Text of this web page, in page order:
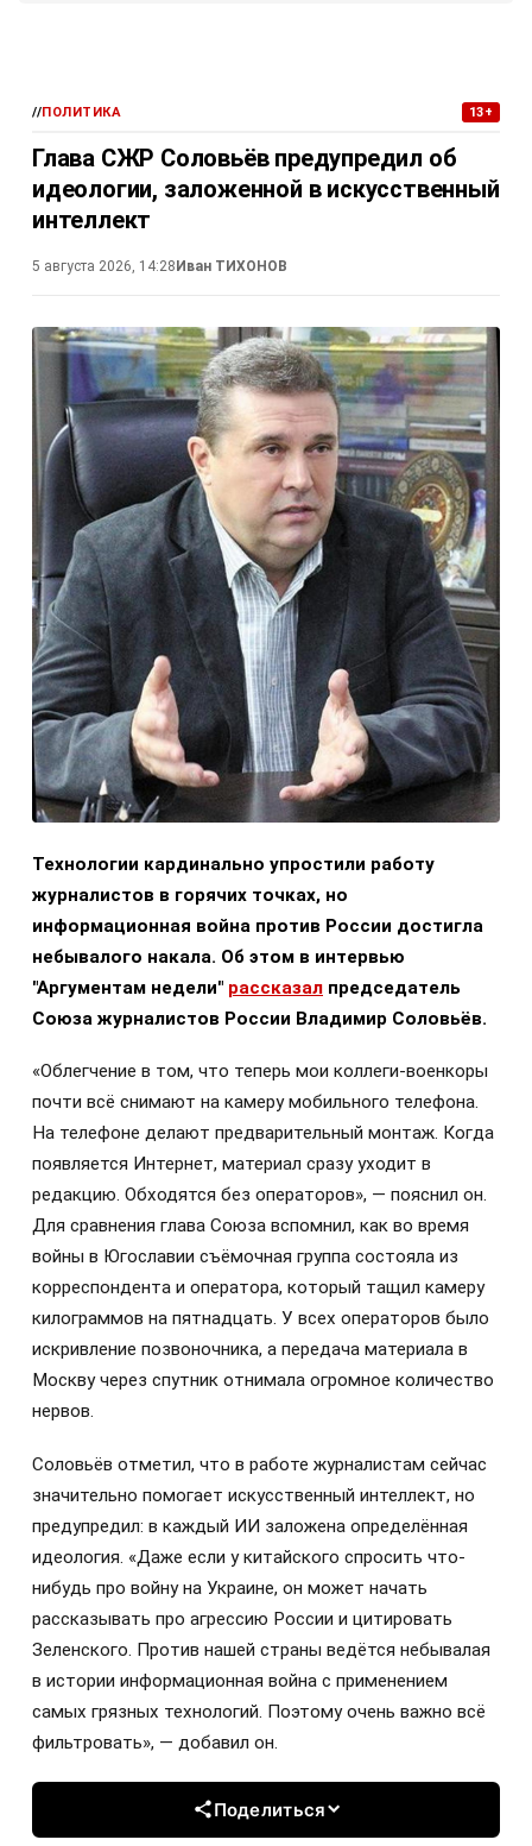
//ПОЛИТИКА 13+
Глава СЖР Соловьёв предупредил об
идеологии, заложенной в искусственный
интеллект
5 августа 2026, 14:28Иван ТИХОНОВ
Технологии кардинально упростили работу
журналистов в горячих точках, но
информационная война против России достигла
небывалого накала. Об этом в интервью
"Аргументам недели" рассказал председатель
Союза журналистов России Владимир Соловьёв.
«Облегчение в том, что теперь мои коллеги-военкоры
почти всё снимают на камеру мобильного телефона.
На телефоне делают предварительный монтаж. Когда
появляется Интернет, материал сразу уходит в
редакцию. Обходятся без операторов», — пояснил он.
Для сравнения глава Союза вспомнил, как во время
войны в Югославии съёмочная группа состояла из
корреспондента и оператора, который тащил камеру
килограммов на пятнадцать. У всех операторов было
искривление позвоночника, а передача материала в
Москву через спутник отнимала огромное количество
нервов.
Соловьёв отметил, что в работе журналистам сейчас
значительно помогает искусственный интеллект, но
предупредил: в каждый ИИ заложена определённая
идеология. «Даже если у китайского спросить что-
нибудь про войну на Украине, он может начать
рассказывать про агрессию России и цитировать
Зеленского. Против нашей страны ведётся небывалая
в истории информационная война с применением
самых грязных технологий. Поэтому очень важно всё
фильтровать», — добавил он.
Поделиться